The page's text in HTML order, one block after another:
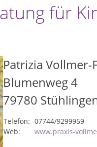
für
Patrizia Vollmer-
Blumenweg 4
79780
Telefon: 07744/9299959
Web:
www.praxis-